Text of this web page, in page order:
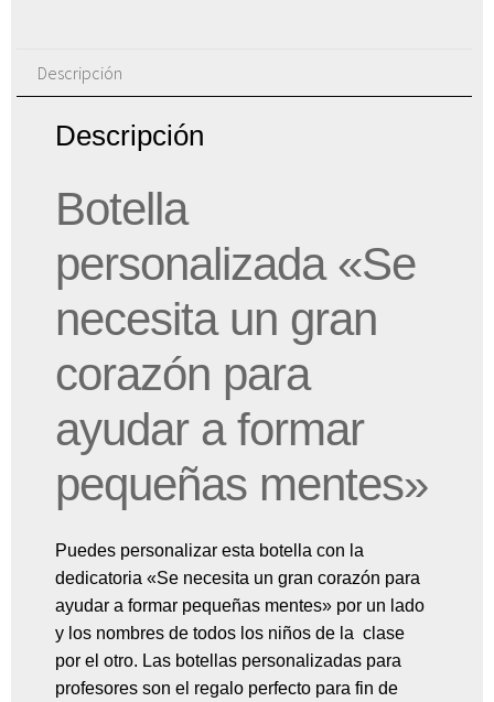
Descripción
Descripción
Botella
personalizada «Se
necesita un gran
corazón para
ayudar a formar
pequeñas mentes»
Puedes personalizar esta botella con la
dedicatoria «Se necesita un gran corazón para
ayudar a formar pequeñas mentes» por un lado
y los nombres de todos los niños de la clase
por el otro. Las botellas personalizadas para
profesores son el regalo perfecto para fin de